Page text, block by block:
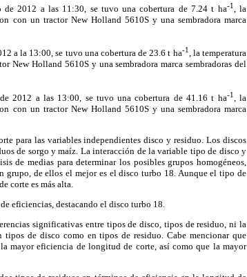
de 2012 a las 11:30, se tuvo una cobertura de 7.24 t ha-1
, la
con un tractor New Holland 5610S y una sembradora marca
a la 13:00, se tuvo una cobertura de 23.6 t ha-1, la temperatura
New Holland 5610S y una sembradora marca sembradoras del
2012 a las 13:00, se tuvo una cobertura de 41.16 t ha-1
, la
con un tractor New Holland 5610S y una sembradora marca
para las variables independientes disco y residuo. Los discos
de sorgo y maíz. La interacción de la variable tipo de disco y
de medias para determinar los posibles grupos homogéneos,
grupo, de ellos el mejor es el disco turbo 18. Aunque el tipo de
corte es más alta.
eficiencias, destacando el disco turbo 18.
significativas entre tipos de disco, tipos de residuo, ni la
tipos de disco como en tipos de residuo. Cabe mencionar que
mayor eficiencia de longitud de corte, así como que la mayor